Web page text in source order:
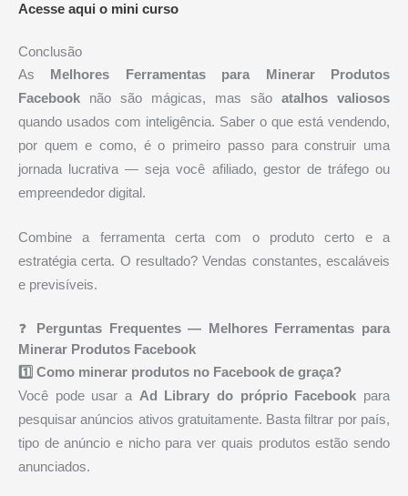
Acesse aqui o mini curso
Conclusão
As
Melhores Ferramentas para Minerar Produtos
Facebook não são mágicas, mas são atalhos valiosos
quando usados com inteligência. Saber o que está vendendo,
por quem e como, é o primeiro passo para construir uma
jornada lucrativa — seja você afiliado, gestor de tráfego ou
empreendedor digital.
Combine a ferramenta certa com o produto certo e a
estratégia certa. O resultado? Vendas constantes, escaláveis
e previsíveis.
❓
Perguntas Frequentes — Melhores Ferramentas para
Minerar Produtos Facebook
1️⃣ Como minerar produtos no Facebook de graça?
Você pode usar a Ad Library do próprio Facebook para
pesquisar anúncios ativos gratuitamente. Basta filtrar por país,
tipo de anúncio e nicho para ver quais produtos estão sendo
anunciados.